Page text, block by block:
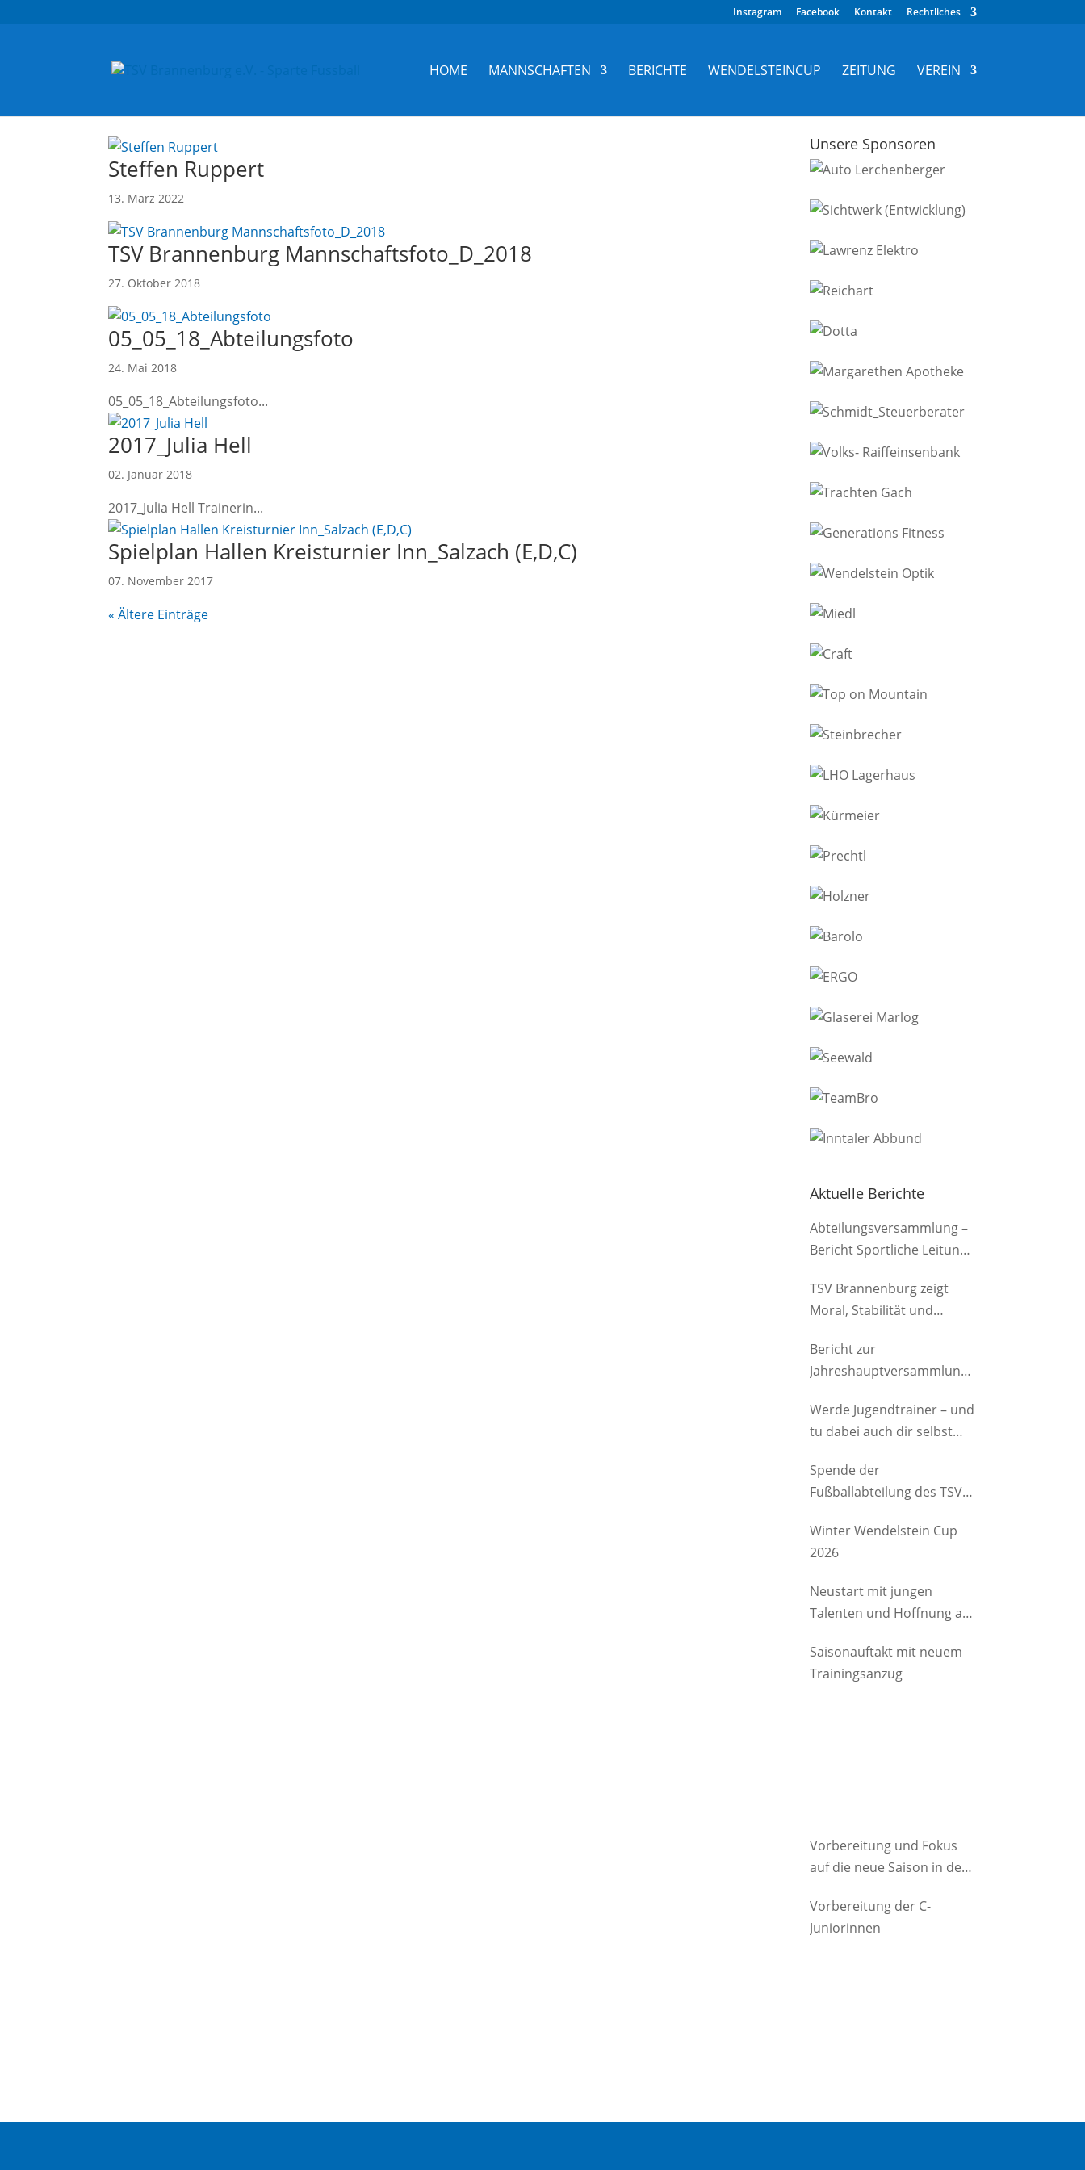
Instagram Facebook Kontakt Rechtliches
HOME MANNSCHAFTEN BERICHTE WENDELSTEINCUP ZEITUNG VEREIN
Steffen Ruppert
13. März 2022
TSV Brannenburg Mannschaftsfoto_D_2018
27. Oktober 2018
05_05_18_Abteilungsfoto
24. Mai 2018
05_05_18_Abteilungsfoto...
2017_Julia Hell
02. Januar 2018
2017_Julia Hell Trainerin...
Spielplan Hallen Kreisturnier Inn_Salzach (E,D,C)
07. November 2017
« Ältere Einträge
Unsere Sponsoren
Aktuelle Berichte
Abteilungsversammlung –
Bericht Sportliche Leitung
TSV Brannenburg zeigt
Moral, Stabilität und
Bericht zur
Jahreshauptversammlung
12.03.2026
Werde Jugendtrainer – und
tu dabei auch dir selbst
Spende der
Fußballabteilung des TSV
Kindergartenverein
Degerndorf/Brannenburg
Winter Wendelstein Cup
2026
Neustart mit jungen
Talenten und Hoffnung auf
Saisonauftakt mit neuem
Trainingsanzug
Vorbereitung und Fokus
auf die neue Saison in der
Vorbereitung der C-
Juniorinnen